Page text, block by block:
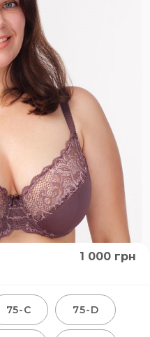
1 000 грн
75-C 75-D